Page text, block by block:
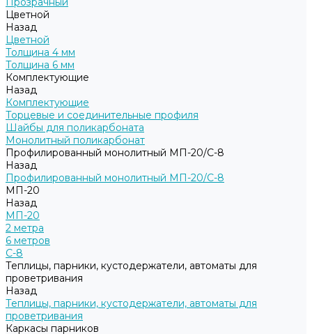
Цветной
Назад
Цветной
Толщина 4 мм
Толщина 6 мм
Комплектующие
Назад
Комплектующие
Торцевые и соединительные профиля
Шайбы для поликарбоната
Монолитный поликарбонат
Профилированный монолитный МП-20/С-8
Назад
Профилированный монолитный МП-20/С-8
МП-20
Назад
МП-20
2 метра
6 метров
С-8
Теплицы, парники, кустодержатели, автоматы для
проветривания
Назад
Теплицы, парники, кустодержатели, автоматы для
проветривания
Каркасы парников